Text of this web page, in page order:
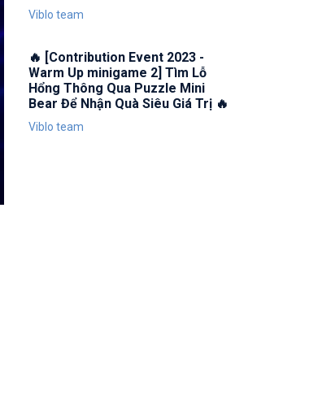
Viblo team
🔥 [Contribution Event 2023 -
Warm Up minigame 2] Tìm Lỗ
Hổng Thông Qua Puzzle Mini
Bear Để Nhận Quà Siêu Giá Trị 🔥
Viblo team